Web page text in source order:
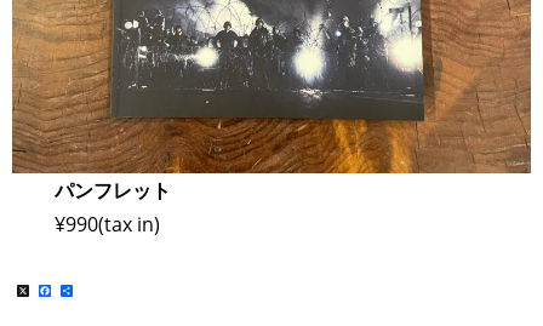
パンフレット
¥990(tax in)
X Facebook